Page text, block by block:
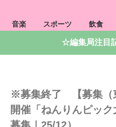
音楽 スポーツ 飲食
☆編集局注目
※募集終了 【募集（
開催「ねんりんピッ